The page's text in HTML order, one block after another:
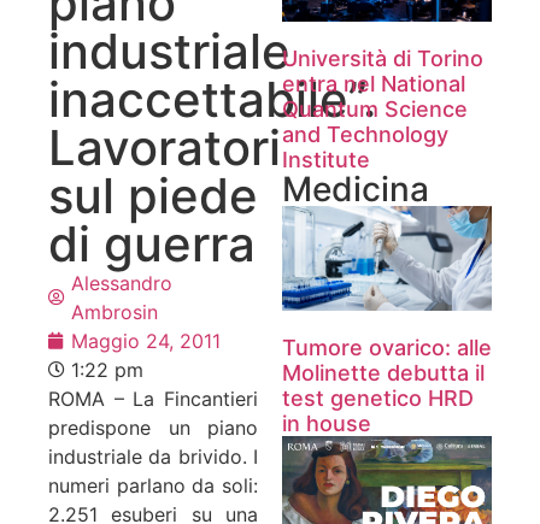
industriale
inaccettabile”.
Lavoratori
sul piede
di guerra
Alessandro
Ambrosin
Maggio 24, 2011
1:22 pm
ROMA – La Fincantieri
predispone un piano
industriale da brivido. I
numeri parlano da soli:
2.251 esuberi su una
Università di Torino
entra nel National
Quantum Science
and Technology
Institute
Medicina
Tumore ovarico: alle
Molinette debutta il
test genetico HRD
in house